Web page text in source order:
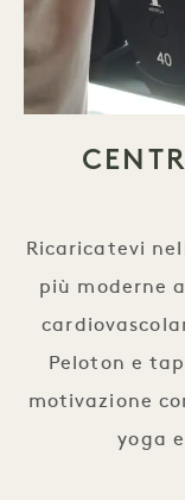
Ricaricatevi
più moderne
Peloton e
motivazione
yoga